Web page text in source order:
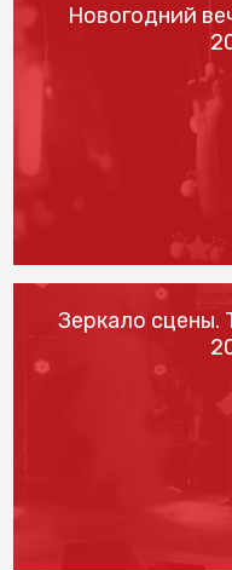
Новогодний
Зеркало сцены.